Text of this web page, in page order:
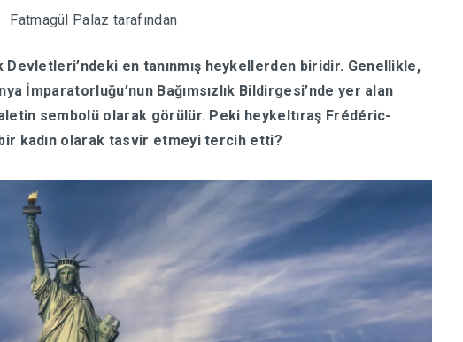
Fatmagül Palaz tarafından
en tanınmış heykellerden biridir. Genellikle,
İmparatorluğu’nun Bağımsızlık Bildirgesi’nde yer alan
sembolü olarak görülür. Peki heykeltıraş Frédéric-
kadın olarak tasvir etmeyi tercih etti?